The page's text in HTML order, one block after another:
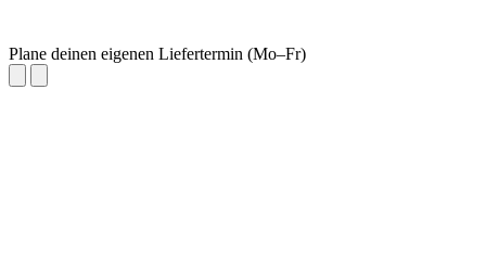
Plane deinen eigenen Liefertermin (Mo–Fr)